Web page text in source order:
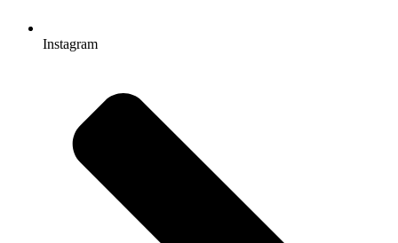
Instagram